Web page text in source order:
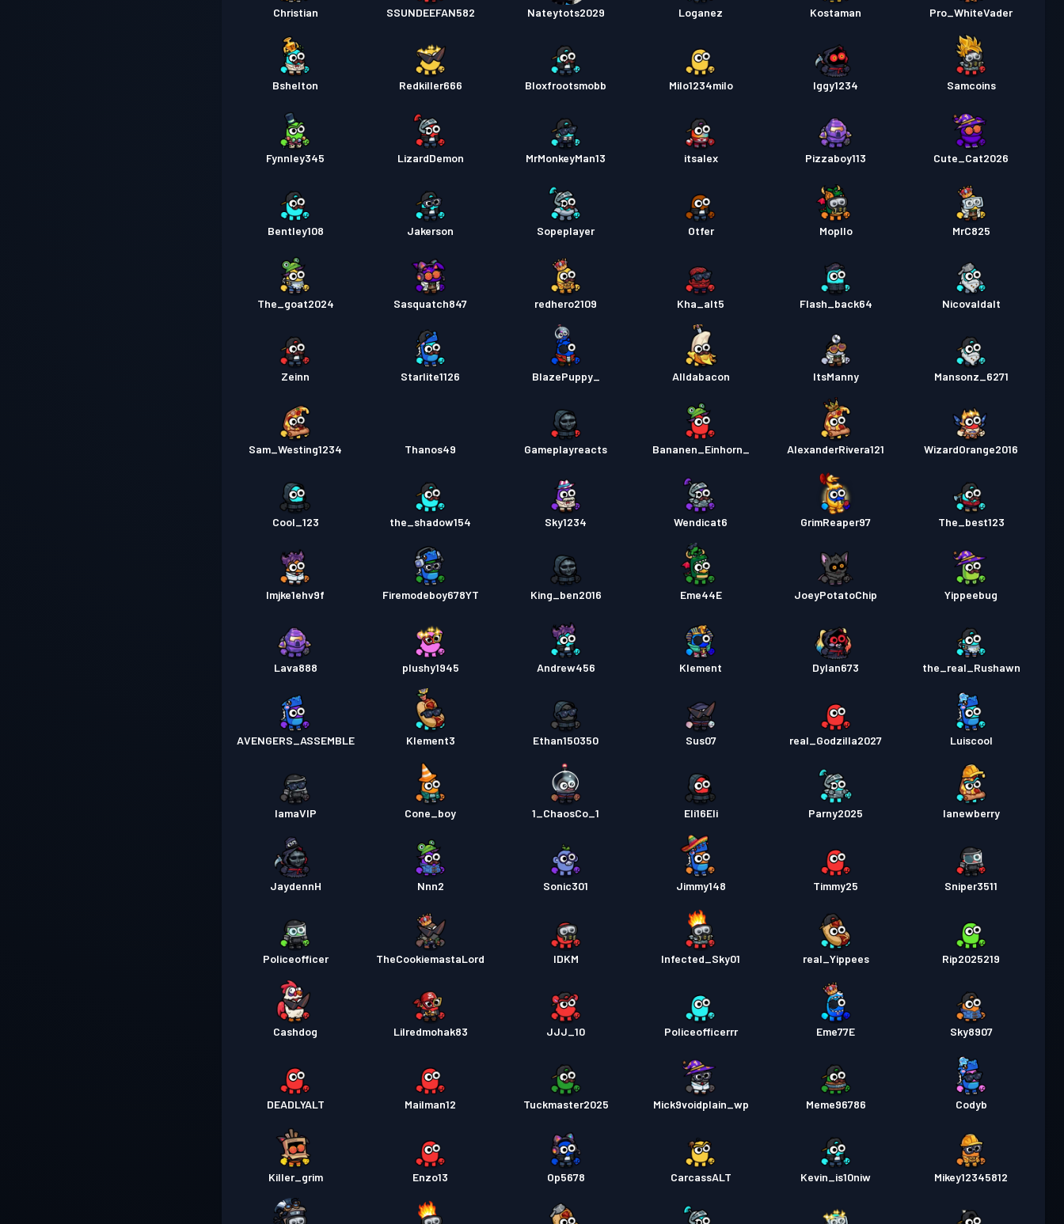
Christian SSUNDEEFAN582 Nateytots2029 Loganez Kostaman Pro_WhiteVader
Bshelton Redkiller666 Bloxfrootsmobb Milo1234milo Iggy1234 Samcoins
Fynnley345 LizardDemon MrMonkeyMan13 itsalex Pizzaboy113 Cute_Cat2026
Bentley108 Jakerson Sopeplayer Otfer Mopllo MrC825
The_goat2024 Sasquatch847 redhero2109 Kha_alt5 Flash_back64 Nicovaldalt
Zeinn Starlite1126 BlazePuppy_ Alldabacon ItsManny Mansonz_6271
Sam_Westing1234 Thanos49 Gameplayreacts Bananen_Einhorn_ AlexanderRivera121 WizardOrange2016
Cool_123 the_shadow154 Sky1234 Wendicat6 GrimReaper97 The_best123
lmjke1ehv9f Firemodeboy678YT King_ben2016 Eme44E JoeyPotatoChip Yippeebug
Lava888 plushy1945 Andrew456 Klement Dylan673 the_real_Rushawn
AVENGERS_ASSEMBLE Klement3 Ethan150350 Sus07 real_Godzilla2027 Luiscool
IamaVIP Cone_boy 1_ChaosCo_1 Eli16Eli Parny2025 lanewberry
JaydennH Nnn2 Sonic301 Jimmy148 Timmy25 Sniper3511
Policeofficer TheCookiemastaLord IDKM Infected_Sky01 real_Yippees Rip2025219
Cashdog Lilredmohak83 JJJ_10 Policeofficerrr Eme77E Sky8907
DEADLYALT Mailman12 Tuckmaster2025 Mick9voidplain_wp Meme96786 Codyb
Killer_grim Enzo13 Op5678 CarcassALT Kevin_is10niw Mikey12345812